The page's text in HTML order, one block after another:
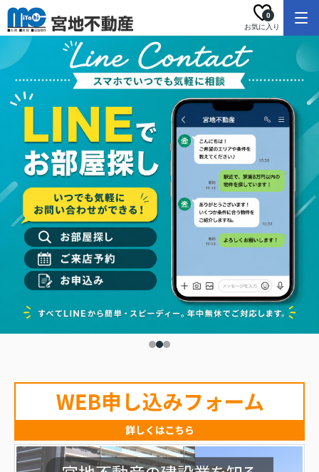
お気に入り
0